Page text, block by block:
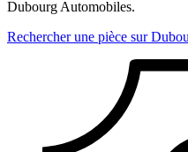
Dubourg Automobiles.
Rechercher une pièce sur